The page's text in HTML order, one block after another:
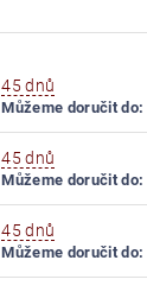
45 dnů
Můžeme doručit do:
45 dnů
Můžeme doručit do:
45 dnů
Můžeme doručit do: